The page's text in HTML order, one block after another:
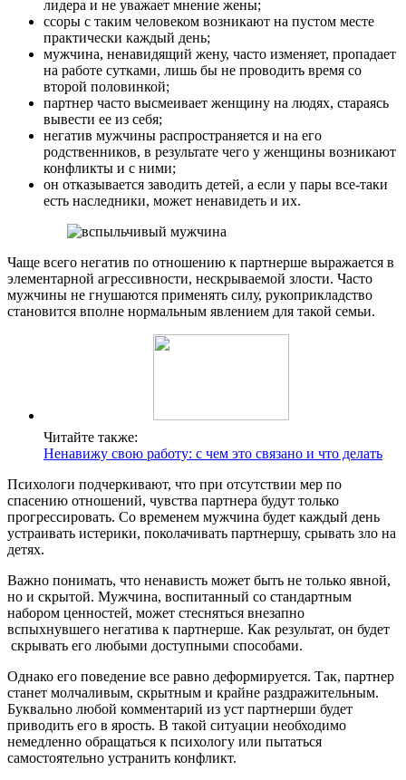
лидера и не уважает мнение жены;
ссоры с таким человеком возникают на пустом месте
практически каждый день;
мужчина, ненавидящий жену, часто изменяет, пропадает
на работе сутками, лишь бы не проводить время со
второй половинкой;
партнер часто высмеивает женщину на людях, стараясь
вывести ее из себя;
негатив мужчины распространяется и на его
родственников, в результате чего у женщины возникают
конфликты и с ними;
он отказывается заводить детей, а если у пары все-таки
есть наследники, может ненавидеть и их.
Чаще всего негатив по отношению к партнерше выражается в
элементарной агрессивности, нескрываемой злости. Часто
мужчины не гнушаются применять силу, рукоприкладство
становится вполне нормальным явлением для такой семьи.
Читайте также:
Ненавижу свою работу: с чем это связано и что делать
Психологи подчеркивают, что при отсутствии мер по
спасению отношений, чувства партнера будут только
прогрессировать. Со временем мужчина будет каждый день
устраивать истерики, поколачивать партнершу, срывать зло на
детях.
Важно понимать, что ненависть может быть не только явной,
но и скрытой. Мужчина, воспитанный со стандартным
набором ценностей, может стесняться внезапно
вспыхнувшего негатива к партнерше. Как результат, он будет
скрывать его любыми доступными способами.
Однако его поведение все равно деформируется. Так, партнер
станет молчаливым, скрытным и крайне раздражительным.
Буквально любой комментарий из уст партнерши будет
приводить его в ярость. В такой ситуации необходимо
немедленно обращаться к психологу или пытаться
самостоятельно устранить конфликт.